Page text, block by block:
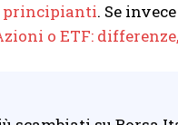
principianti. Se
o ETF: